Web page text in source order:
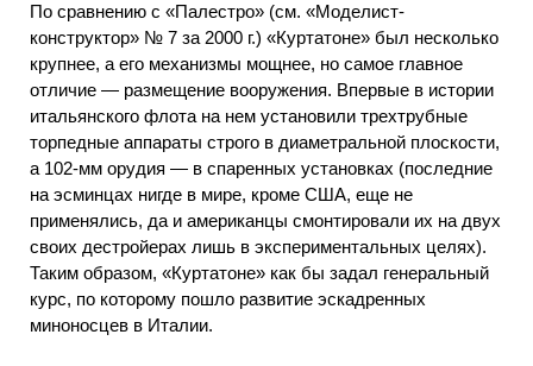
По сравнению с «Палестро» (см. «Моделист-
конструктор» № 7 за 2000 г.) «Куртатоне» был несколько
крупнее, а его механизмы мощнее, но самое главное
отличие — размещение вооружения. Впервые в истории
итальянского флота на нем установили трехтрубные
торпедные аппараты строго в диаметральной плоскости,
а 102-мм орудия — в спаренных установках (последние
на эсминцах нигде в мире, кроме США, еще не
применялись, да и американцы смонтировали их на двух
своих дестройерах лишь в экспериментальных целях).
Таким образом, «Куртатоне» как бы задал генеральный
курс, по которому пошло развитие эскадренных
миноносцев в Италии.